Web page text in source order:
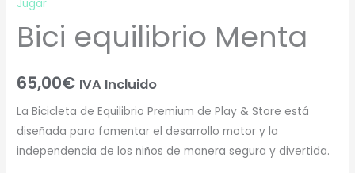
Jugar
Bici equilibrio Menta
65,00€ IVA Incluido
La Bicicleta de Equilibrio Premium de Play & Store está
diseñada para fomentar el desarrollo motor y la
independencia de los niños de manera segura y divertida.